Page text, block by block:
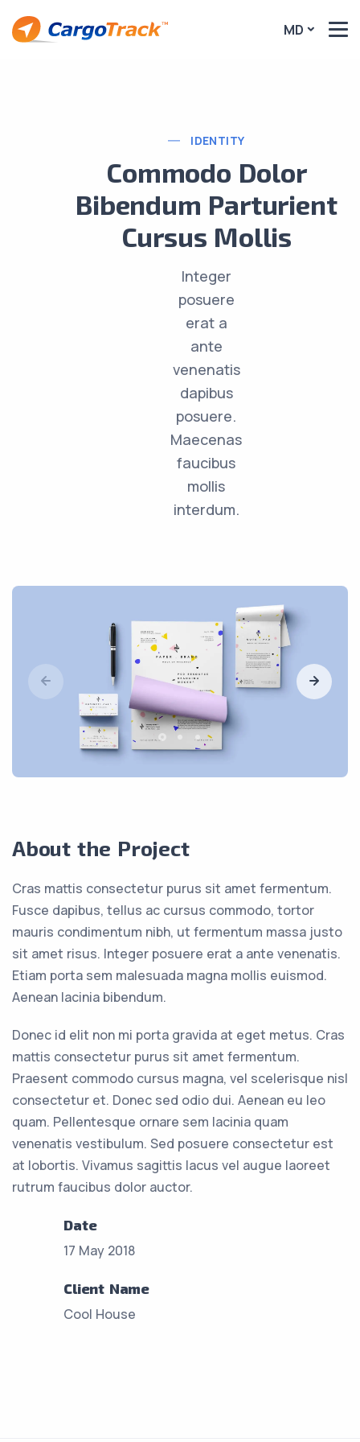
MD
IDENTITY
Commodo Dolor
Bibendum Parturient
Cursus Mollis
Integer
posuere
erat a
ante
venenatis
dapibus
posuere.
Maecenas
faucibus
mollis
interdum.
About the Project
Cras mattis consectetur purus sit amet fermentum.
Fusce dapibus, tellus ac cursus commodo, tortor
mauris condimentum nibh, ut fermentum massa justo
sit amet risus. Integer posuere erat a ante venenatis.
Etiam porta sem malesuada magna mollis euismod.
Aenean lacinia bibendum.
Donec id elit non mi porta gravida at eget metus. Cras
mattis consectetur purus sit amet fermentum.
Praesent commodo cursus magna, vel scelerisque nisl
consectetur et. Donec sed odio dui. Aenean eu leo
quam. Pellentesque ornare sem lacinia quam
venenatis vestibulum. Sed posuere consectetur est
at lobortis. Vivamus sagittis lacus vel augue laoreet
rutrum faucibus dolor auctor.
Date
17 May 2018
Client Name
Cool House